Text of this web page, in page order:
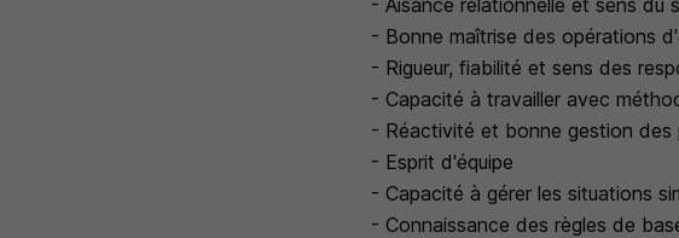
- Aisance relationnelle et sens du
- Bonne maîtrise des opérations
- Rigueur, fiabilité et sens des
- Capacité à travailler avec
- Réactivité et bonne gestion des
- Esprit d'équipe
- Capacité à gérer les situations
- Connaissance des règles de